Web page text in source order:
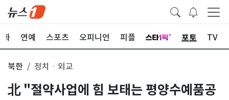
화 연예 스포츠 오피니언 피플 포토 TV
북한 정치ㆍ외교
北 "절약사업에 힘 보태는 평양수예품공